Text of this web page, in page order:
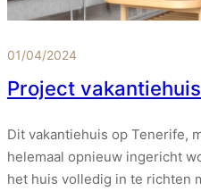
01/04/2024
Project
Dit vakantiehuis op Tenerife,
helemaal opnieuw ingericht
het huis volledig in te richten